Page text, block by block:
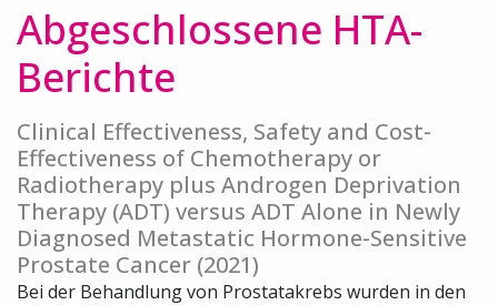
Abgeschlossene HTA-
Berichte
Clinical Effectiveness, Safety and Cost-
Effectiveness of Chemotherapy or
Radiotherapy plus Androgen Deprivation
Therapy (ADT) versus ADT Alone in Newly
Diagnosed Metastatic Hormone-Sensitive
Prostate Cancer (2021)
Bei der Behandlung von Prostatakrebs wurden in den